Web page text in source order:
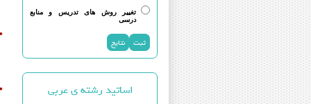
تغییر روش های تدریس و منابع
درسی
اساتید رشته ی عربی
•
•